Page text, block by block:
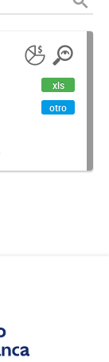
xls
otro